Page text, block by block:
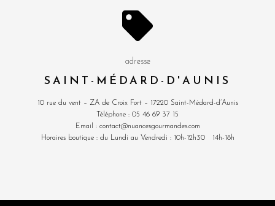
adresse
SAINT-MÉDARD-D'AUNIS
10 rue du vent – ZA de Croix Fort – 17220 Saint-Médard-d’Aunis
Téléphone : 05 46 69 37 15
Email : contact@nuancesgourmandes.com
Horaires boutique : du Lundi au Vendredi : 10h-12h30 14h-18h